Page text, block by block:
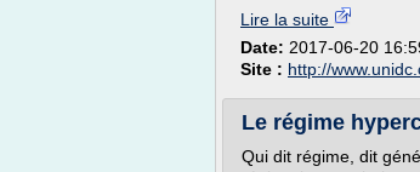
Lire la suite
Date: 2017-06-20
Site : http://
Le régime
Qui dit régime, dit